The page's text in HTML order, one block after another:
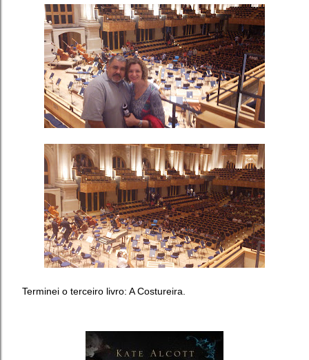
Terminei o terceiro livro: A Costureira.